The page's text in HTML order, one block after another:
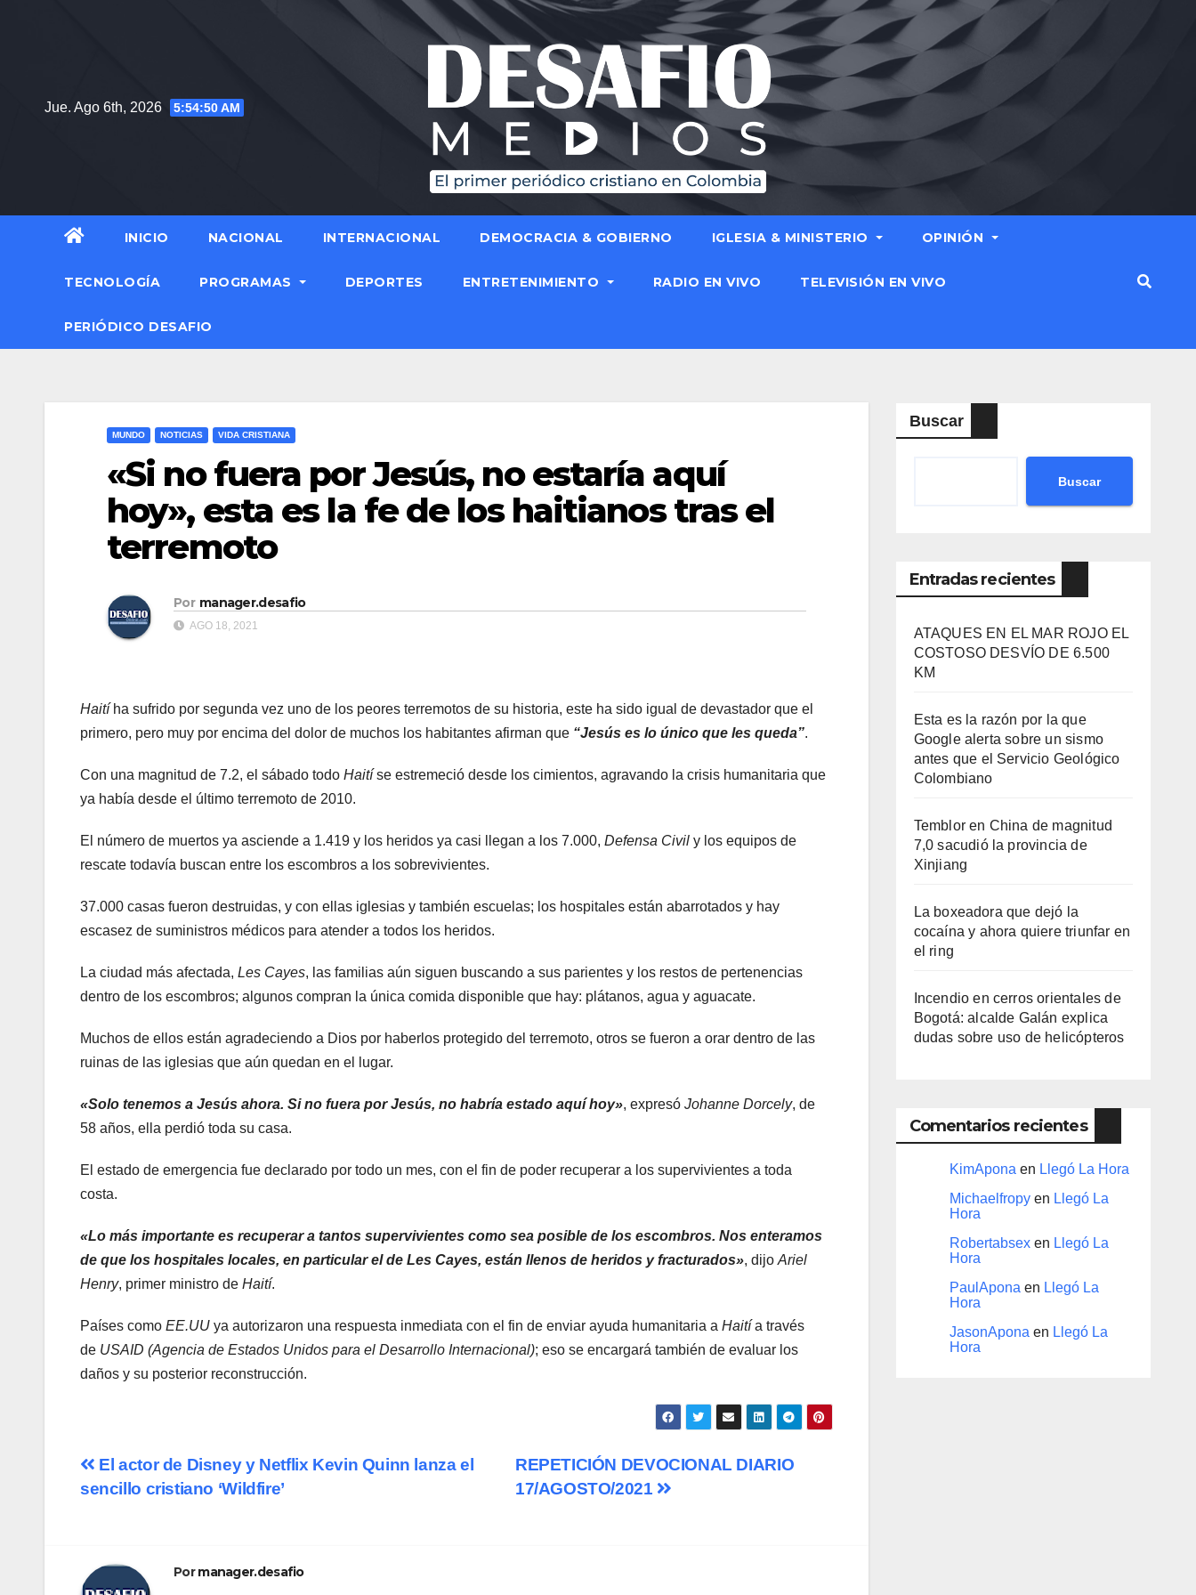
Jue. Ago 6th, 2026 5:54:51 AM
INICIO NACIONAL INTERNACIONAL DEMOCRACIA & GOBIERNO IGLESIA & MINISTERIO OPINIÓN
TECNOLOGÍA PROGRAMAS DEPORTES ENTRETENIMIENTO RADIO EN VIVO TELEVISIÓN EN VIVO
PERIÓDICO DESAFIO
MUNDO NOTICIAS VIDA CRISTIANA
«Si no fuera por Jesús, no estaría aquí
hoy», esta es la fe de los haitianos tras el
terremoto
Por manager.desafio
AGO 18, 2021
Haitíha sufrido por segunda vez uno de los peores terremotos de su historia, este ha sido igual de devastador que el
primero, pero muy por encima del dolor de muchos los habitantes afirman que “Jesús es lo único que les queda”.
Con una magnitud de 7.2, el sábado todo Haitíse estremeció desde los cimientos, agravando la crisis humanitaria que
ya había desde el último terremoto de 2010.
El número de muertos ya asciende a 1.419 y los heridos ya casi llegan a los 7.000, Defensa Civil y los equipos de
rescate todavía buscan entre los escombros a los sobrevivientes.
37.000 casas fueron destruidas, y con ellas iglesias y también escuelas; los hospitales están abarrotados y hay
escasez de suministros médicos para atender a todos los heridos.
La ciudad más afectada, Les Cayes, las familias aún siguen buscando a sus parientes y los restos de pertenencias
dentro de los escombros; algunos compran la única comida disponible que hay: plátanos, agua y aguacate.
Muchos de ellos están agradeciendo a Dios por haberlos protegido del terremoto, otros se fueron a orar dentro de las
ruinas de las iglesias que aún quedan en el lugar.
«Solo tenemos a Jesús ahora. Si no fuera por Jesús, no habría estado aquí hoy», expresó Johanne Dorcely, de
58 años, ella perdió toda su casa.
El estado de emergencia fue declarado por todo un mes, con el fin de poder recuperar a los supervivientes a toda
costa.
«Lo más importante es recuperar a tantos supervivientes como sea posible de los escombros. Nos enteramos
de que los hospitales locales, en particular el de Les Cayes, están llenos de heridos y fracturados», dijo Ariel
Henry, primer ministro de Haití.
Países como EE.UU ya autorizaron una respuesta inmediata con el fin de enviar ayuda humanitaria a Haitía través
de USAID (Agencia de Estados Unidos para el Desarrollo Internacional); eso se encargará también de evaluar los
daños y su posterior reconstrucción.
Navegación
REPETICIÓN DEVOCIONAL DIARIO
17/AGOSTO/2021
El actor de Disney y Netflix Kevin Quinn lanza el
sencillo cristiano ‘Wildfire’
Pormanager.desafio
Buscar
Buscar
Entradas recientes
ATAQUES EN EL MAR ROJO EL
COSTOSO DESVÍO DE 6.500
KM
Esta es la razón por la que
Google alerta sobre un sismo
antes que el Servicio Geológico
Colombiano
Temblor en China de magnitud
7,0 sacudió la provincia de
Xinjiang
La boxeadora que dejó la
cocaína y ahora quiere triunfar en
el ring​
Incendio en cerros orientales de
Bogotá: alcalde Galán explica
dudas sobre uso de helicópteros
Comentarios recientes
KimAponaen Llegó La Hora
Michaelfropyen Llegó La
Hora
Robertabsexen Llegó La
Hora
PaulAponaen Llegó La
Hora
JasonAponaen Llegó La
Hora